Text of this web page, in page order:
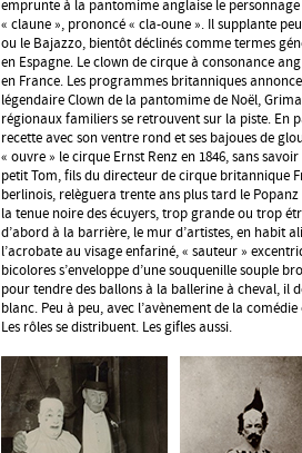
emprunte à la pantomime anglaise le
« claune », prononcé « cla-oune ». Il supplante
ou le Bajazzo, bientôt déclinés comme termes
en Espagne. Le clown de cirque à consonance
en France. Les programmes britanniques
légendaire Clown de la pantomime de Noël,
régionaux familiers se retrouvent sur la piste. En
recette avec son ventre rond et ses bajoues de
« ouvre » le cirque Ernst Renz en 1846, sans
petit Tom, fils du directeur de cirque britannique
berlinois, relèguera trente ans plus tard le
la tenue noire des écuyers, trop grande ou trop
d’abord à la barrière, le mur d’artistes, en habit
l’acrobate au visage enfariné, « sauteur »
bicolores s’enveloppe d’une souquenille souple
pour tendre des ballons à la ballerine à cheval, il
blanc. Peu à peu, avec l’avènement de la
Les rôles se distribuent. Les gifles aussi.